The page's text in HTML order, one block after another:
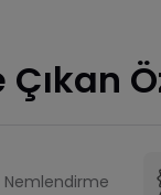
Çıkan
Nemlendirme